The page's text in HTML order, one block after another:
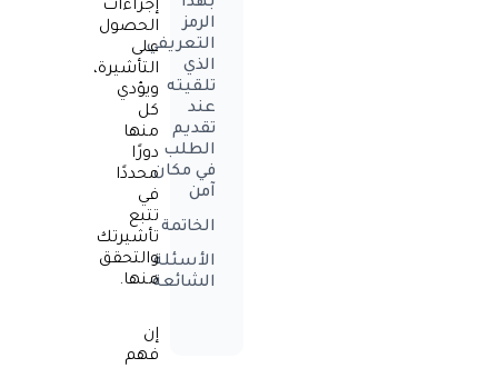
بهذا
الرمز
التعريفي
الذي
تلقيته
عند
تقديم
الطلب
في مكان
آمن
الخاتمة
الأسئلة
الشائعة
إجراءات
الحصول
على
التأشيرة،
ويؤدي
كل
منها
دورًا
محددًا
في
تتبع
تأشيرتك
والتحقق
منها.
إن
فهم